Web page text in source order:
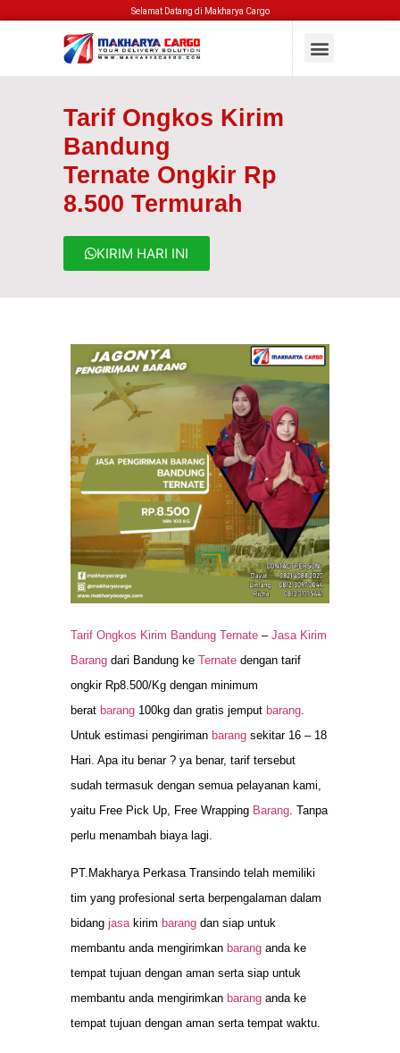
Selamat Datang di Makharya Cargo
Tarif Ongkos Kirim
Bandung
Ternate Ongkir Rp
8.500 Termurah
KIRIM HARI INI
Tarif Ongkos Kirim Bandung Ternate – Jasa Kirim
Barang dari Bandung ke Ternate dengan tarif
ongkir Rp8.500/Kg dengan minimum
berat barang 100kg dan gratis jemput barang
Untuk estimasi pengiriman barang sekitar 16 – 18
Hari. Apa itu benar ? ya benar, tarif tersebut
sudah termasuk dengan semua pelayanan kami,
yaitu Free Pick Up, Free Wrapping Barang . Tanpa
perlu menambah biaya lagi.
PT.Makharya Perkasa Transindo telah memiliki
tim yang profesional serta berpengalaman dalam
bidang jasa kirim barang dan siap untuk
membantu anda mengirimkan barang anda ke
tempat tujuan dengan aman serta siap untuk
membantu anda mengirimkan barang anda ke
tempat tujuan dengan aman serta tempat waktu.